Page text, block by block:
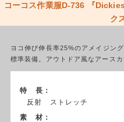
コーコス作業服D-736 『
ク
ヨコ伸び伸長率25%のアメイジン
標準装備。アウトドア風なアース
特 長：
反射 ストレッチ
素 材：